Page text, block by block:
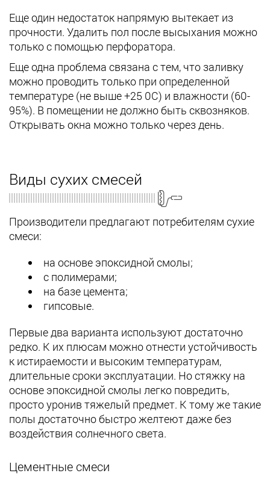
Еще один недостаток напрямую вытекает из
прочности. Удалить пол после высыхания можно
только с помощью перфоратора.
Еще одна проблема связана с тем, что заливку
можно проводить только при определенной
температуре (не выше +25 0С) и влажности (60-
95%). В помещении не должно быть сквозняков.
Открывать окна можно только через день.
Виды сухих смесей
Производители предлагают потребителям сухие
смеси:
на основе эпоксидной смолы;
с полимерами;
на базе цемента;
гипсовые.
Первые два варианта используют достаточно
редко. К их плюсам можно отнести устойчивость
к истираемости и высоким температурам,
длительные сроки эксплуатации. Но стяжку на
основе эпоксидной смолы легко повредить,
просто уронив тяжелый предмет. К тому же такие
полы достаточно быстро желтеют даже без
воздействия солнечного света.
Цементные смеси